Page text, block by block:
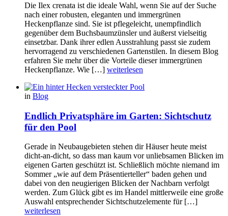
Die Ilex crenata ist die ideale Wahl, wenn Sie auf der Suche
nach einer robusten, eleganten und immergrünen
Heckenpflanze sind. Sie ist pflegeleicht, unempfindlich
gegenüber dem Buchsbaumzünsler und äußerst vielseitig
einsetzbar. Dank ihrer edlen Ausstrahlung passt sie zudem
hervorragend zu verschiedenen Gartenstilen. In diesem Blog
erfahren Sie mehr über die Vorteile dieser immergrünen
Heckenpflanze. Wie […] weiterlesen
in Blog
Endlich Privatsphäre im Garten: Sichtschutz
für den Pool
Gerade in Neubaugebieten stehen dir Häuser heute meist
dicht-an-dicht, so dass man kaum vor unliebsamen Blicken im
eigenen Garten geschützt ist. Schließlich möchte niemand im
Sommer „wie auf dem Präsentierteller“ baden gehen und
dabei von den neugierigen Blicken der Nachbarn verfolgt
werden. Zum Glück gibt es im Handel mittlerweile eine große
Auswahl entsprechender Sichtschutzelemente für […]
weiterlesen